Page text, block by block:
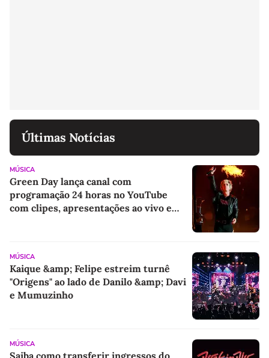
Últimas Notícias
MÚSICA
Green Day lança canal com
programação 24 horas no YouTube
com clipes, apresentações ao vivo e
MÚSICA
Kaique &amp; Felipe estreim turnê
"Origens" ao lado de Danilo &amp; Davi
e Mumuzinho
MÚSICA
Saiba como transferir ingressos do